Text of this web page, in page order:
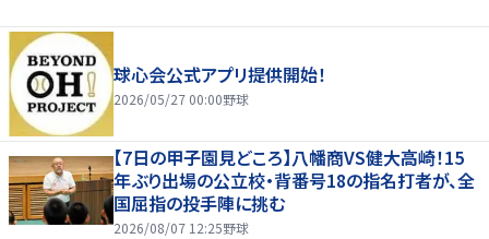
球心会公式アプリ提供開始！
2026/05/27 00:00野球
【7日の甲子園見どころ】八幡商VS健大高崎！15
年ぶり出場の公立校・背番号18の指名打者が、全
国屈指の投手陣に挑む
2026/08/07 12:25野球